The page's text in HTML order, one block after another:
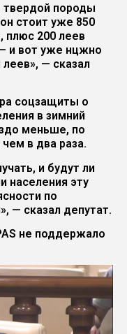
твердой породы
стоит уже 850
плюс 200 леев
и вот уже нцжно
— сказал
соцзащиты о
в зимний
меньше, по
в два раза.
и будут ли
населения эту
по
— сказал депутат.
не поддержало